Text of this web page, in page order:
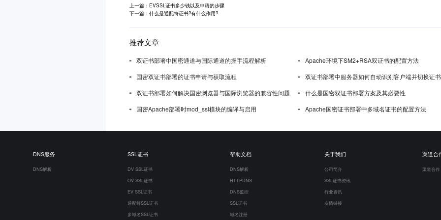
上一篇：EVSSL证书多少钱以及申请的步骤
下一篇：什么是通配符证书?有什么作用?
推荐文章
双证书部署中国密通道与国际通道的握手流程解析
Apache环境下SM2+RSA双证书的配置方法
国密双证书部署的证书申请与获取流程
双证书部署中服务器如何自动识别客户端并切换证书
双证书部署如何解决国密浏览器与国际浏览器的兼容性问题
什么是国密双证书部署方案及其必要性
国密Apache部署时mod_ssl模块的编译与启用
Apache国密证书部署中多域名证书的配置方法
DNS服务
DNS解析
SSL证书
DV SSL证书
OV SSL证书
EV SSL证书
通配符SSL证书
多域名SSL证书
帮助文档
DNS解析
HTTPDNS
DNS监控
SSL证书
域名注册
关于我们
公司简介
SSL证书资讯
行业资讯
友情链接
渠道合
渠道合作